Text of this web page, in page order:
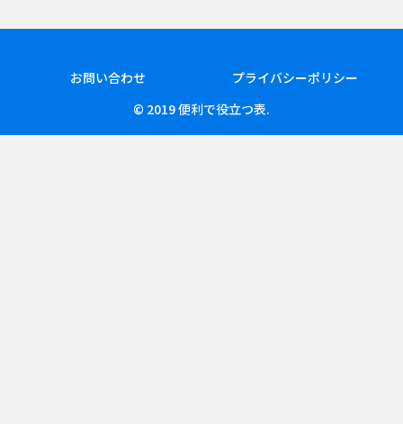
お問い合わせ
プライバシーポリシー
© 2019 便利で役立つ表.